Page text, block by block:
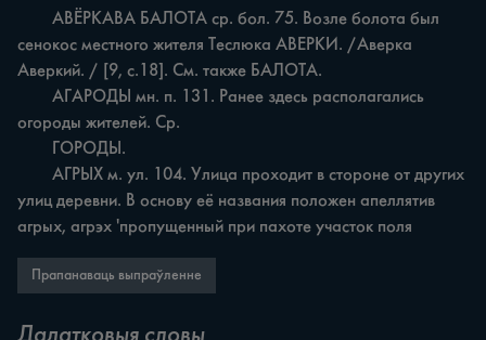
сенокос местного жителя Теслюка АВЕРКИ. /Аверка
Аверкий. / [9, с.18]. См. также БАЛОТА.
огороды жителей. Ср.
улиц деревни. В основу её названия положен апеллятив
агрых, агрэх 'пропущенный при пахоте участок поля
Прапанаваць выпраўленне